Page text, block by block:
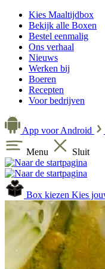
Kies Maaltijdbox
Bekijk alle Boxen
Bestel eenmalig
Ons verhaal
Nieuws
Werken bij
Boeren
Recepten
Voor bedrijven
App voor Android
Menu Sluit
Box kiezen Kies